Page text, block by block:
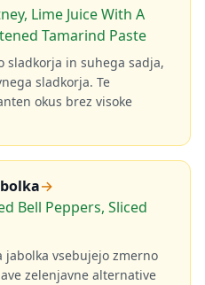
Lime Juice With A
Tamarind Paste
sladkorja in suhega sadja,
sladkorja. Te
okus brez visoke
→
Bell Peppers, Sliced
jabolka vsebujejo zmerno
zelenjavne alternative